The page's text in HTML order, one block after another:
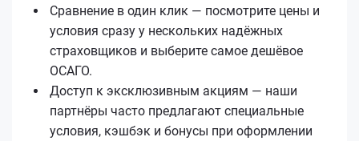
Сравнение в один клик — посмотрите цены и
условия сразу у нескольких надёжных
страховщиков и выберите самое дешёвое
ОСАГО.
Доступ к эксклюзивным акциям — наши
партнёры часто предлагают специальные
условия, кэшбэк и бонусы при оформлении